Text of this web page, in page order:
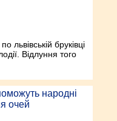
львівській бруківці
Відлуння того